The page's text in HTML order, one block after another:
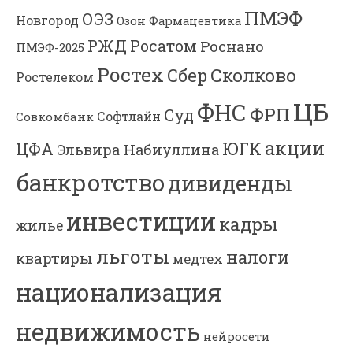
Новгород ОЭЗ Озон Фармацевтика ПМЭФ
ПМЭФ-2025 РЖД Росатом Роснано
Ростелеком Ростех Сбер Сколково
Совкомбанк Софтлайн Суд ФНС ФРП ЦБ
ЦФА Эльвира Набиуллина ЮГК акции
банкротстводивиденды
жилье инвестиции кадры
квартиры льготы медтех налоги
национализация
недвижимость нейросети